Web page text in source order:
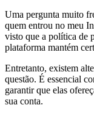
Uma pergunta muito
quem entrou no meu
visto que a política de
plataforma mantém
Entretanto, existem
questão. É essencial
garantir que elas
sua conta.